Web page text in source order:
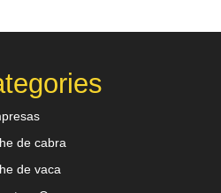
de cabra
de vaca